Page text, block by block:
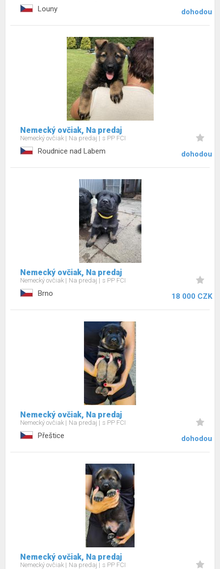
Louny dohodou
Nemecký ovčiak, Na predaj
Nemecký ovčiak Na predaj s PP FCI
Roudnice nad Labem dohodou
Nemecký ovčiak, Na predaj
Nemecký ovčiak Na predaj s PP FCI
Brno 18 000 CZK
Nemecký ovčiak, Na predaj
Nemecký ovčiak Na predaj s PP FCI
Přeštice dohodou
Nemecký ovčiak, Na predaj
Nemecký ovčiak Na predaj s PP FCI